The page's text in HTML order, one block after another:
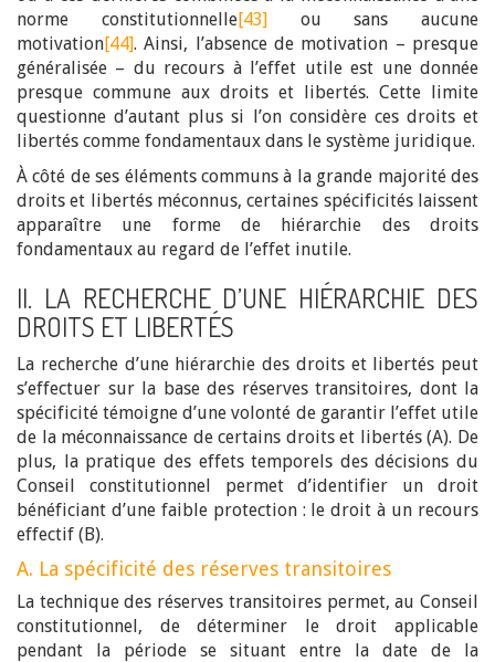
norme constitutionnelle[43]ou sans aucune
motivation[44]. Ainsi, l’absence de motivation – presque
généralisée – du recours à l’effet utile est une donnée
presque commune aux droits et libertés. Cette limite
questionne d’autant plus si l’on considère ces droits et
libertés comme fondamentaux dans le système juridique.
À côté de ses éléments communs à la grande majorité des
droits et libertés méconnus, certaines spécificités laissent
apparaître une forme de hiérarchie des droits
fondamentaux au regard de l’effet inutile.
II. LA RECHERCHE D’UNE HIÉRARCHIE DES
DROITS ET LIBERTÉS
La recherche d’une hiérarchie des droits et libertés peut
s’effectuer sur la base des réserves transitoires, dont la
spécificité témoigne d’une volonté de garantir l’effet utile
de la méconnaissance de certains droits et libertés (A). De
plus, la pratique des effets temporels des décisions du
Conseil constitutionnel permet d’identifier un droit
bénéficiant d’une faible protection : le droit à un recours
effectif (B).
A. La spécificité des réserves transitoires
La technique des réserves transitoires permet, au Conseil
constitutionnel, de déterminer le droit applicable
pendant la période se situant entre la date de la